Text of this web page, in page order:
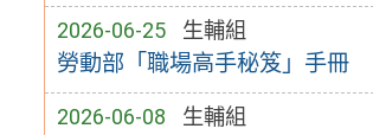
2026-06-25 生輔組
勞動部「職場高手秘笈」手冊
2026-06-08 生輔組